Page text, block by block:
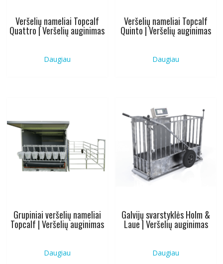
Veršelių nameliai Topcalf
Quattro | Veršelių auginimas
Daugiau
Veršelių nameliai Topcalf
Quinto | Veršelių auginimas
Daugiau
Grupiniai veršelių nameliai
Topcalf | Veršelių auginimas
Daugiau
Galvijų svarstyklės Holm &
Laue | Veršelių auginimas
Daugiau